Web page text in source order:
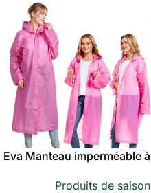
Eva Manteau imperméable à
Produits de saison